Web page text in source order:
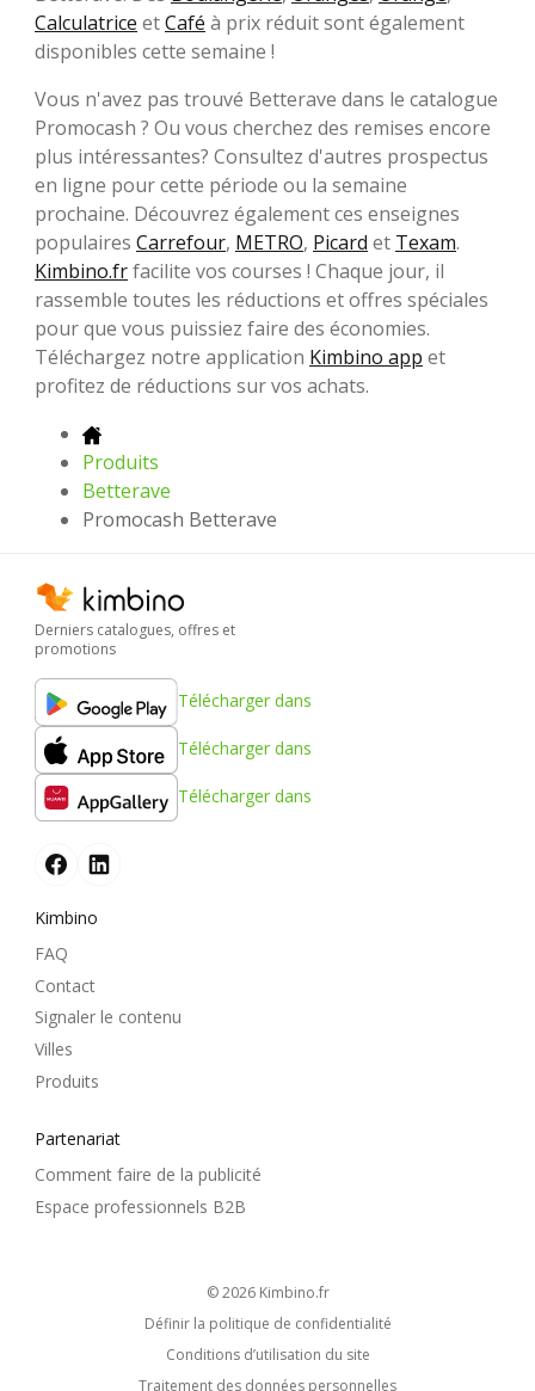
Calculatrice etCafé à prix réduit sont également
disponibles cette semaine !
Vous n'avez pas trouvé Betterave dans le catalogue
Promocash ? Ou vous cherchez des remises encore
plus intéressantes? Consultez d'autres prospectus
en ligne pour cette période ou la semaine
prochaine. Découvrez également ces enseignes
populaires Carrefour, METRO, Picard et Texam.
Kimbino.frfacilite vos courses ! Chaque jour, il
rassemble toutes les réductions et offres spéciales
pour que vous puissiez faire des économies.
Téléchargez notre application Kimbino app et
profitez de réductions sur vos achats.
Produits
Betterave
Promocash Betterave
Derniers catalogues, offres et
promotions
Télécharger dans
Télécharger dans
Télécharger dans
Kimbino
FAQ
Contact
Signaler le contenu
Villes
Produits
Partenariat
Comment faire de la publicité
Espace professionnels B2B
© 2026 kimbino.fr
Définir la politique de confidentialité
Conditions d’utilisation du site
Traitement des données personnelles